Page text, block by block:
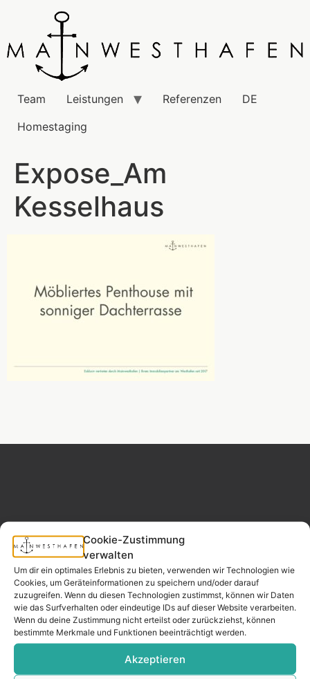
Cookie-Zustimmung
verwalten
Um dir ein optimales Erlebnis zu bieten, verwenden wir Technologien wie
Cookies, um Geräteinformationen zu speichern und/oder darauf
zuzugreifen. Wenn du diesen Technologien zustimmst, können wir Daten
wie das Surfverhalten oder eindeutige IDs auf dieser Website verarbeiten.
Wenn du deine Zustimmung nicht erteilst oder zurückziehst, können
bestimmte Merkmale und Funktionen beeinträchtigt werden.
Akzeptieren
Team Leistungen Referenzen
DE
Homestaging
Expose_Am
Kesselhaus
MAINWESTHAFEN
IMMOBILIEN
Ihr Immobilienpartner
aus der
Nachbarschaft.
– seit 2017.
KONTAKT